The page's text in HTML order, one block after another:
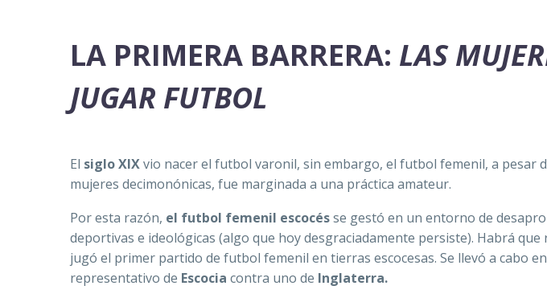
LA PRIMERA BARRERA: LAS
JUGAR FUTBOL
El siglo XIXvio nacer el futbol varonil, sin embargo, el futbol femenil, a pesar
mujeres decimonónicas, fue marginada a una práctica amateur.
Por esta razón, el futbol femenil escocésse gestó en un entorno de
deportivas e ideológicas (algo que hoy desgraciadamente persiste). Habrá
jugó el primer partido de futbol femenil en tierras escocesas. Se llevó a cabo en
representativo de Escocia contra uno de Inglaterra.